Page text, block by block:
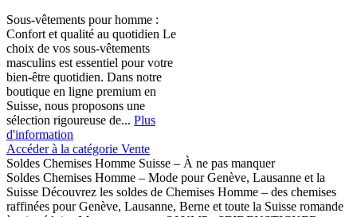
Sous-vêtements pour homme :
Confort et qualité au quotidien Le
choix de vos sous-vêtements
masculins est essentiel pour votre
bien-être quotidien. Dans notre
boutique en ligne premium en
Suisse, nous proposons une
sélection rigoureuse de... Plus
d'information
Accéder à la catégorie Vente
Soldes Chemises Homme Suisse – À ne pas manquer
Soldes Chemises Homme – Mode pour Genève, Lausanne et la
Suisse Découvrez les soldes de Chemises Homme – des chemises
raffinées pour Genève, Lausanne, Berne et toute la Suisse romande